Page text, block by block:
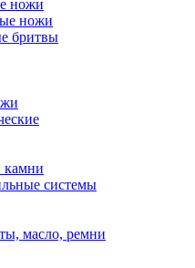
ножи
ножи
бритвы
камни
системы
масло, ремни